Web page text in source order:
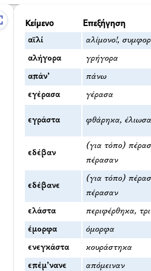
Κείμενο Επεξήγηση
αϊλί αλίμονο!,
αλήγορα γρήγορα
απάν’ πάνω
εγέρασα γέρασα
εγράστα φθάρηκα, έλιωσα
εδέβαν
(για τόπο)
πέρασαν
εδέβανε
(για τόπο)
πέρασαν
ελάστα περιφέρθηκα,
έμορφα όμορφα
ενεγκάστα κουράστηκα
επέμ’νανε απόμειναν